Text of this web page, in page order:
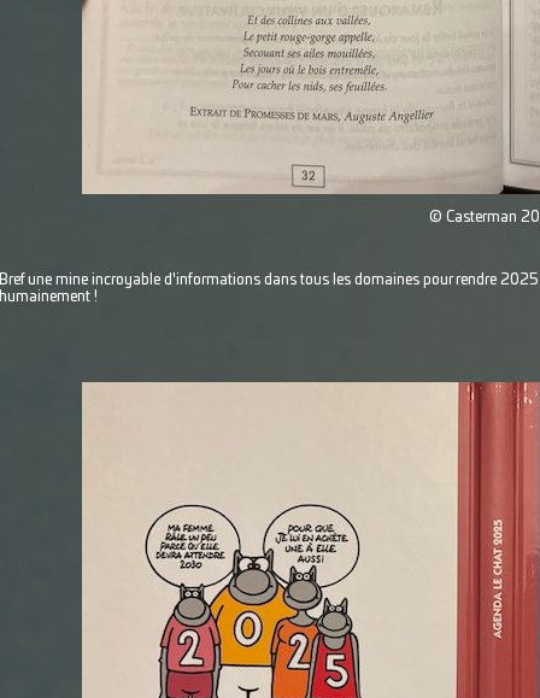
© Casterman
Bref une mine incroyable d'informations dans tous les domaines pour rendre
humainement !